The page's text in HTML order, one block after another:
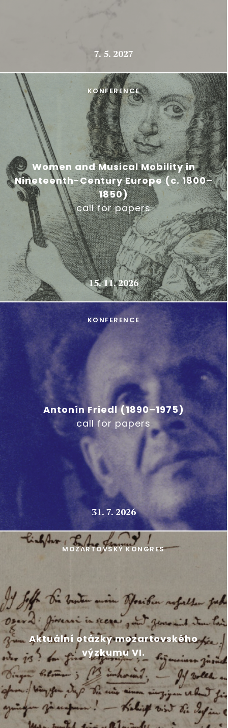
7. 5. 2027
Women and Musical Mobility in
Nineteenth-Century Europe (c. 1800–
1850)
call for papers
KONFERENCE
15. 11. 2026
Antonín Friedl (1890–1975)
call for papers
KONFERENCE
31. 7. 2026
Aktuální otázky mozartovského
výzkumu VI.
MOZARTOVSKÝ KONGRES